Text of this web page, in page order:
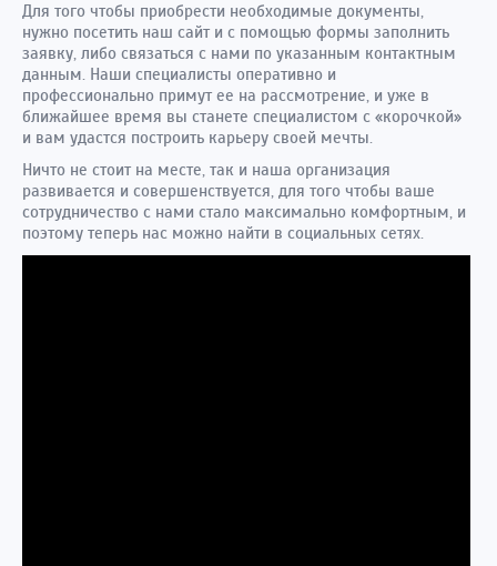
Для того чтобы приобрести необходимые документы,
нужно посетить наш сайт и с помощью формы заполнить
заявку, либо связаться с нами по указанным контактным
данным. Наши специалисты оперативно и
профессионально примут ее на рассмотрение, и уже в
ближайшее время вы станете специалистом с «корочкой»
и вам удастся построить карьеру своей мечты.
Ничто не стоит на месте, так и наша организация
развивается и совершенствуется, для того чтобы ваше
сотрудничество с нами стало максимально комфортным, и
поэтому теперь нас можно найти в социальных сетях.